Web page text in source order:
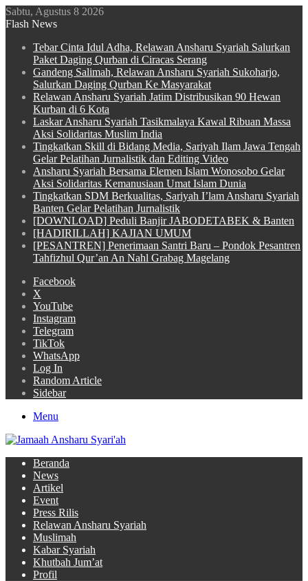
Sabtu, Agustus 8 2026
Flash News
Tebar Cinta Idul Adha, Relawan Ansharu Syariah Salurkan
Paket Daging Qurban di Ciracas Serang
Gandeng Salimah, Relawan Ansharu Syariah Sukoharjo,
Salurkan Daging Qurban Ke Masyarakat
Relawan Ansharu Syariah Jatim Distribusikan 90 Hewan
Kurban di 6 Kota
Laskar Ansharu Syariah Tasikmalaya Kawal Ribuan Massa
Aksi Solidaritas Muslim India
Tingkatkan Skill di Bidang Media, Sariyah Ilam Jawa Tengah
Gelar Pelatihan Jurnalistik dan Editing Video
Ansharu Syariah Bersama Elemen Islam Wonosobo Gelar
Aksi Solidaritas Kemanusiaan Umat Islam Dunia
Tingkatkan SDM Berkualitas, Sariyah I’lam Ansharu Syariah
Banten Gelar Pelatihan Jurnalistik
[DOWNLOAD] Peduli Banjir JABODETABEK & Banten
[HADIRILLAH] KAJIAN UMUM
[PESANTREN] Penerimaan Santri Baru – Pondok Pesantren
Tahfizhul Qur’an An Nahl Grabag Magelang
Facebook
X
YouTube
Instagram
Telegram
TikTok
WhatsApp
Log In
Random Article
Sidebar
Menu
Beranda
News
Artikel
Event
Press Rilis
Relawan Ansharu Syariah
Muslimah
Kabar Syariah
Khutbah Jum’at
Profil